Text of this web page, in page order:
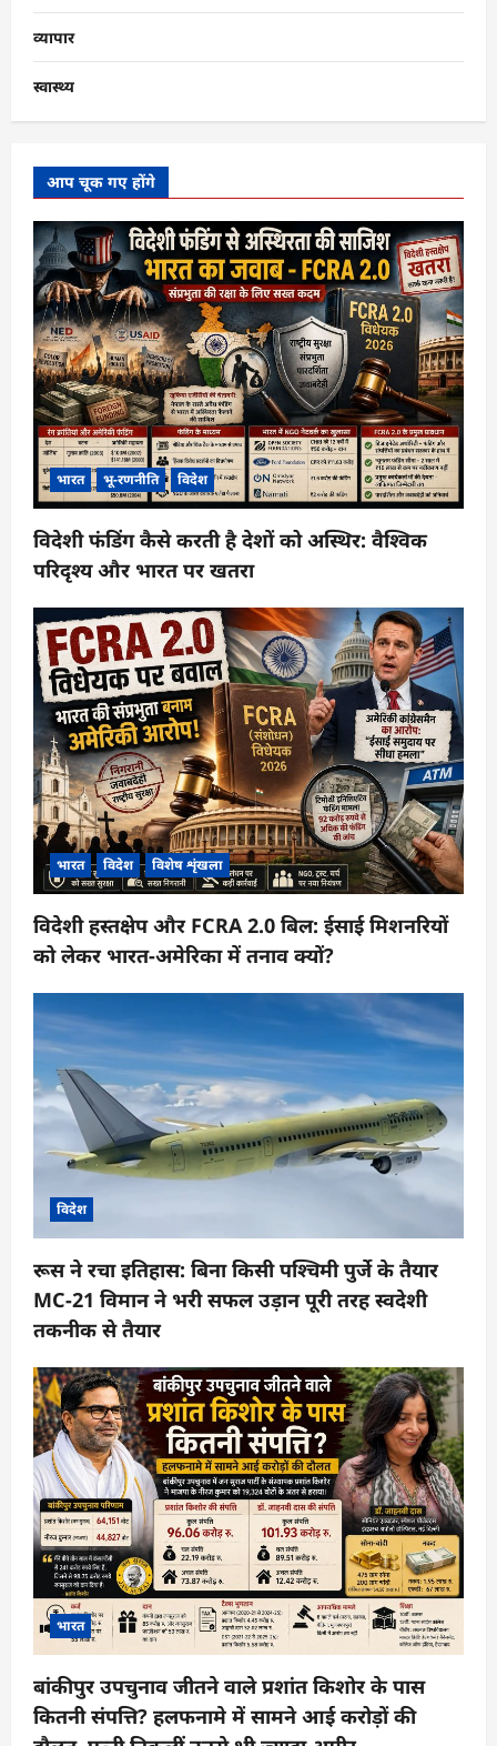
व्यापार
स्वास्थ्य
आप चूक गए होंगे
भारत भू-रणनीति विदेश
विदेशी फंडिंग कैसे करती है देशों को अस्थिर: वैश्विक
परिदृश्य और भारत पर खतरा
भारत विदेश विशेष शृंखला
विदेशी हस्तक्षेप और FCRA 2.0 बिल: ईसाई मिशनरियों
को लेकर भारत-अमेरिका में तनाव क्यों?
विदेश
रूस ने रचा इतिहास: बिना किसी पश्चिमी पुर्जे के तैयार
MC-21 विमान ने भरी सफल उड़ान पूरी तरह स्वदेशी
तकनीक से तैयार
भारत
बांकीपुर उपचुनाव जीतने वाले प्रशांत किशोर के पास
कितनी संपत्ति? हलफनामे में सामने आई करोड़ों की